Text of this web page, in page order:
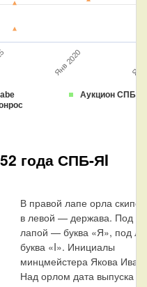
Аукцион СПБ
Янв 2020
года СПБ-ЯI
В правой лапе орла
в левой — держава. Под
лапой — буква «Я», под
буква «I». Инициалы
минцмейстера Якова
Над орлом дата выпуска